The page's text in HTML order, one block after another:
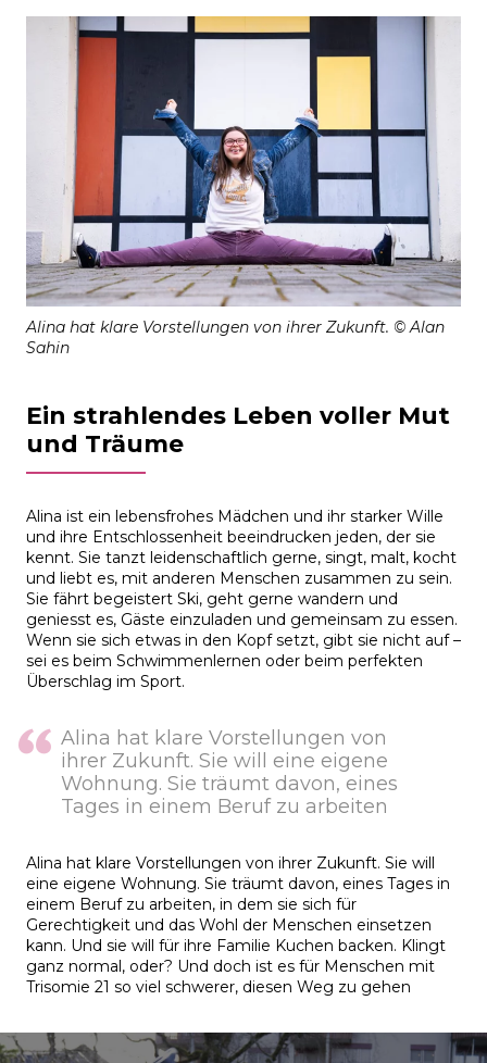
Alina hat klare Vorstellungen von ihrer Zukunft. © Alan
Sahin
Ein strahlendes Leben voller Mut
und Träume
Alina ist ein lebensfrohes Mädchen und ihr starker Wille
und ihre Entschlossenheit beeindrucken jeden, der sie
kennt. Sie tanzt leidenschaftlich gerne, singt, malt, kocht
und liebt es, mit anderen Menschen zusammen zu sein.
Sie fährt begeistert Ski, geht gerne wandern und
geniesst es, Gäste einzuladen und gemeinsam zu essen.
Wenn sie sich etwas in den Kopf setzt, gibt sie nicht auf –
sei es beim Schwimmenlernen oder beim perfekten
Überschlag im Sport.
Alina hat klare Vorstellungen von
ihrer Zukunft. Sie will eine eigene
Wohnung. Sie träumt davon, eines
Tages in einem Beruf zu arbeiten
Alina hat klare Vorstellungen von ihrer Zukunft. Sie will
eine eigene Wohnung. Sie träumt davon, eines Tages in
einem Beruf zu arbeiten, in dem sie sich für
Gerechtigkeit und das Wohl der Menschen einsetzen
kann. Und sie will für ihre Familie Kuchen backen. Klingt
ganz normal, oder? Und doch ist es für Menschen mit
Trisomie 21 so viel schwerer, diesen Weg zu gehen